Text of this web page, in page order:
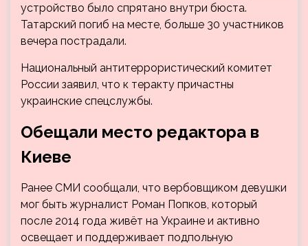
устройство было спрятано внутри бюста.
Татарский погиб на месте, больше 30 участников
вечера пострадали.
Национальный антитеррористический комитет
России заявил, что к теракту причастны
украинские спецслужбы.
Обещали место редактора в
Киеве
Ранее СМИ сообщали, что вербовщиком девушки
мог быть журналист Роман Попков, который
после 2014 года живёт на Украине и активно
освещает и поддерживает подпольную